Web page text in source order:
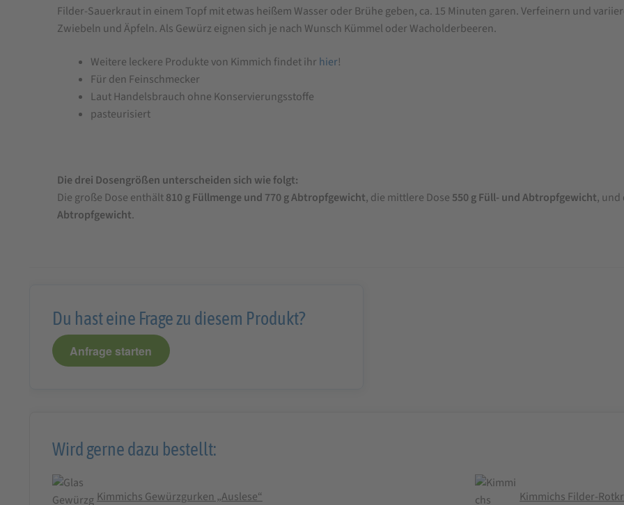
Filder-Sauerkraut in einem Topf mit etwas heißem Wasser oder Brühe geben, ca. 15 Minuten garen. Verfeinern und
Zwiebeln und Äpfeln. Als Gewürz eignen sich je nach Wunsch Kümmel oder Wacholderbeeren.
Weitere leckere Produkte von Kimmich findet ihr hier!
Für den Feinschmecker
Laut Handelsbrauch ohne Konservierungsstoffe
pasteurisiert
Die drei Dosengrößen unterscheiden sich wie folgt:
Die große Dose enthält810 g Füllmenge und 770 g Abtropfgewicht, die mittlere Dose 550 g Füll- und Abtropfgewicht, und
Abtropfgewicht.
Du hast eine Frage zu diesem Produkt?
Anfrage starten
Wird gerne dazu bestellt:
Kimmichs Gewürzgurken „Auslese“ Kimmichs Filder-